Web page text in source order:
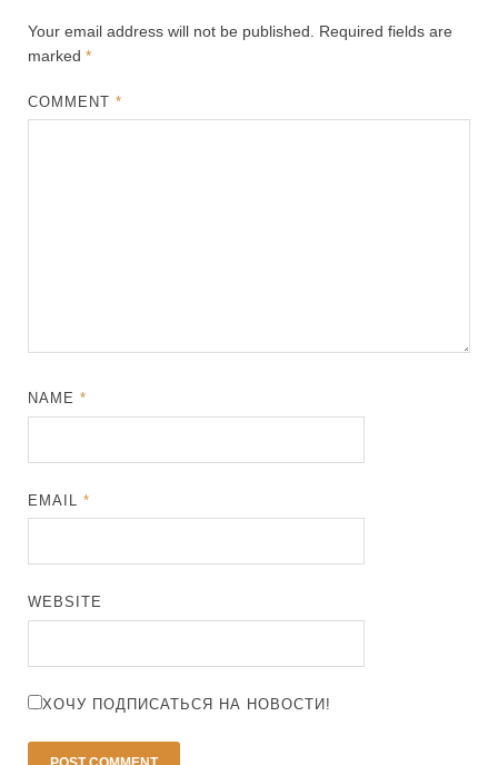
Your email address will not be published.
Required fields are
marked *
COMMENT*
NAME*
EMAIL*
WEBSITE
ХОЧУ ПОДПИСАТЬСЯ НА НОВОСТИ!